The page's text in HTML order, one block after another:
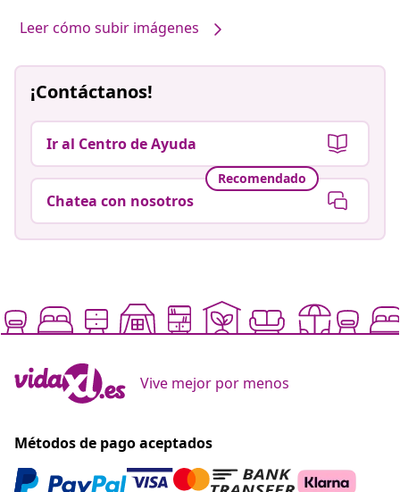
Leer cómo subir imágenes
¡Contáctanos!
Ir al Centro de Ayuda
Recomendado
Chatea con nosotros
Vive mejor por menos
Métodos de pago aceptados